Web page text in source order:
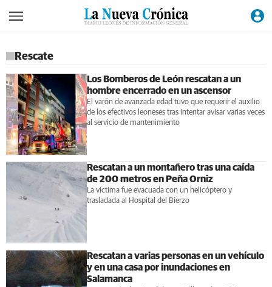
Rescate
Los Bomberos de León rescatan a un
hombre encerrado en un ascensor
El varón de avanzada edad tuvo que requerir el auxilio
de los efectivos leoneses tras intentar avisar varias veces
al servicio de mantenimiento
Rescatan a un montañero tras una caída
de 200 metros en Peña Orniz
La víctima fue evacuada con un helicóptero y
trasladada al Hospital del Bierzo
Rescatan a varias personas en un vehículo
y en una casa por inundaciones en
Salamanca